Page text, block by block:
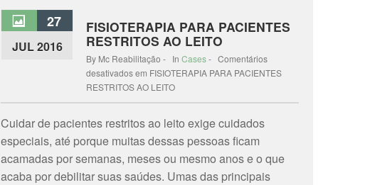
27
JUL 2016
FISIOTERAPIA PARA PACIENTES
RESTRITOS AO LEITO
By Mc Reabilitação - In Cases- Comentários
desativadosem FISIOTERAPIA PARA PACIENTES
RESTRITOS AO LEITO
Cuidar de pacientes restritos ao leito exige cuidados
especiais, até porque muitas dessas pessoas ficam
acamadas por semanas, meses ou mesmo anos e o que
acaba por debilitar suas saúdes. Umas das principais